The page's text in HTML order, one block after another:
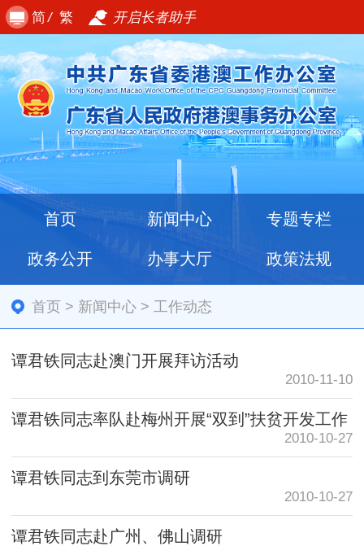
简/ 繁 开启长者助手
首页 新闻中心 专题专栏
政务公开 办事大厅 政策法规
首页 > 新闻中心 >工作动态
谭君铁同志赴澳门开展拜访活动
2010-11-10
谭君铁同志率队赴梅州开展“双到”扶贫开发工作
2010-10-27
谭君铁同志到东莞市调研
2010-10-27
谭君铁同志赴广州、佛山调研